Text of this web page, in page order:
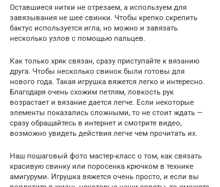
Оставшиеся нитки не отрезаем, а используем для
завязывания не шее свинки. Чтобы крепко скрепить
бактус используется игла, но можно и завязать
несколько узлов с помощью пальцев.
Как только хряк связан, сразу приступайте к вязанию
друга. Чтобы несколько свинок были готовы для
нового года. Такая игрушка вяжется легко и интересно.
Благодаря очень схожим петлям, ловкость рук
возрастает и вязание дается легче. Если некоторые
элементы показались сложными, то не стоит ждать —
сразу обращайтесь в интернет и смотрите видео,
возможно увидеть действия легче чем прочитать их.
Наш пошаговый фото мастер-класс о том, как связать
красивую свинку или поросенка крючком в технике
амигуруми. Игрушка вяжется очень просто, и если вы